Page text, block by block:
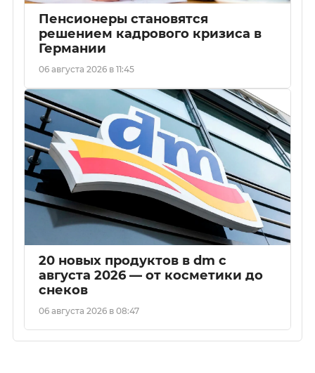
Пенсионеры становятся
решением кадрового кризиса в
Германии
06 августа 2026 в 11:45
20 новых продуктов в dm с
августа 2026 — от косметики до
снеков
06 августа 2026 в 08:47